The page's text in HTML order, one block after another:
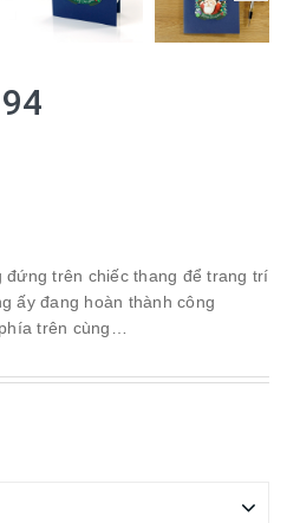
đứng trên chiếc thang để trang trí
ấy đang hoàn thành công
trên cùng